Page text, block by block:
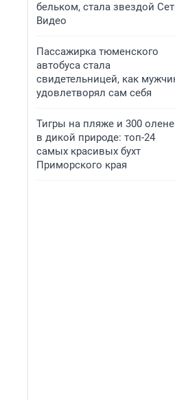
бельком, стала звездой
Видео
Пассажирка тюменского
автобуса стала
свидетельницей, как
удовлетворял сам себя
Тигры на пляже и 300
в дикой природе: топ-24
самых красивых бухт
Приморского края